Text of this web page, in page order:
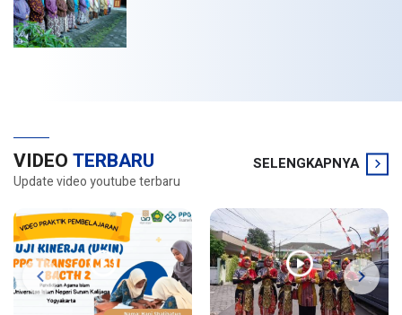
VIDEOTERBARU
Update video youtube terbaru
SELENGKAPNYA